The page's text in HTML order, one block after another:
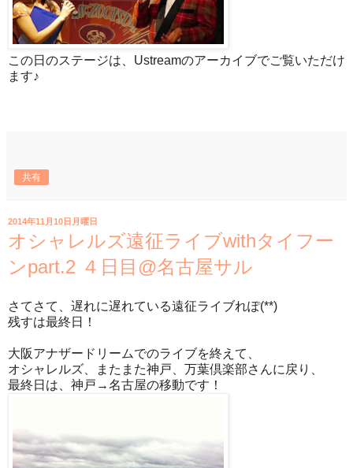
この日のステージは、Ustreamのアーカイブでご覧いただけ
ます♪
共有
2014年11月10日月曜日
オシャレルズ遠征ライブwithタイフー
ンpart.2 ４日目@名古屋サル
さてさて、遅れに遅れている遠征ライブれぽ(**)
残すは最終日！
大阪アナザードリームでのライブを終えて、
オシャレルズ、またまた神戸、万葉倶楽部さんに戻り、
最終日は、神戸→名古屋の移動です！